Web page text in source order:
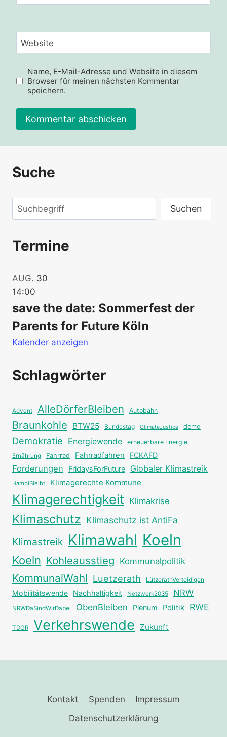
Website
Name, E-Mail-Adresse und Website in diesem
Browser für meinen nächsten Kommentar
speichern.
Suche
Suchen Suchen
Termine
AUG. 30
14:00
save the date: Sommerfest der
Parents for Future Köln
Kalender anzeigen
Schlagwörter
Advent AlleDörferBleiben Autobahn
Braunkohle BTW25 Bundestag ClimateJustice demo
Demokratie Energiewende erneuerbare Energie
Ernährung Fahrrad Fahrradfahren FCKAFD
Forderungen FridaysForFuture Globaler Klimastreik
HambiBleibt Klimagerechte Kommune
Klimagerechtigkeit Klimakrise
Klimaschutz Klimaschutz ist AntiFa
Klimastreik Klimawahl Koeln
Koeln Kohleausstieg Kommunalpolitik
KommunalWahl Luetzerath LützerathVerteidigen
Mobilitätswende Nachhaltigkeit Netzwerk2035 NRW
NRWDaSindWirDabei ObenBleiben Plenum Politik RWE
TDGR Verkehrswende Zukunft
Kontakt Spenden
Impressum
Datenschutzerklärung